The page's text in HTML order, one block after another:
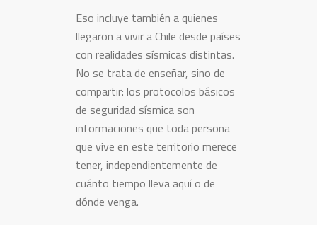
Eso incluye también a quienes
llegaron a vivir a Chile desde países
con realidades sísmicas distintas.
No se trata de enseñar, sino de
compartir: los protocolos básicos
de seguridad sísmica son
informaciones que toda persona
que vive en este territorio merece
tener, independientemente de
cuánto tiempo lleva aquí o de
dónde venga.